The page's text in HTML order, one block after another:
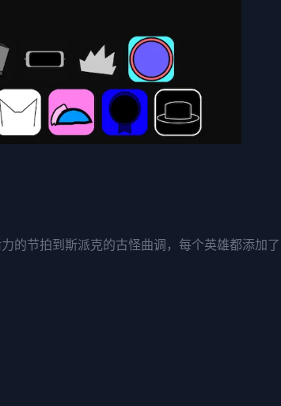
节拍到斯派克的古怪曲调，每个英雄都添加了